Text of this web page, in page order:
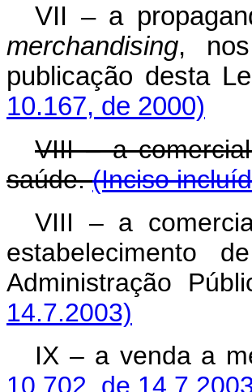
VII – a
merchandising,
publicação desta
10.167, de 2000)
VIII – a
saúde.(Inciso
VIII – a
estabelecimento
Administração
14.7.2003)
IX – a venda a
10.702, de